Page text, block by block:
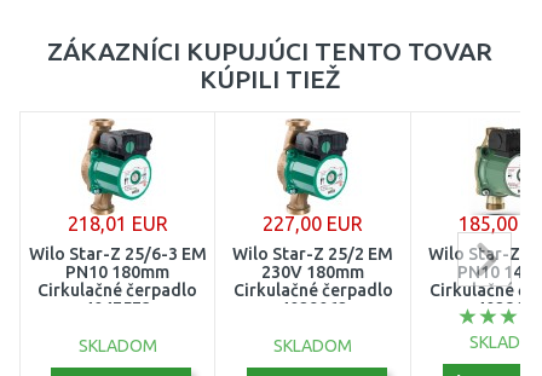
ZÁKAZNÍCI KUPUJÚCI TENTO TOVAR
KÚPILI TIEŽ
218,01 EUR
Wilo Star-Z 25/6-3 EM
PN10 180mm
Cirkulačné čerpadlo
4047573
SKLADOM
227,00 EUR
Wilo Star-Z 25/2 EM
230V 180mm
Cirkulačné čerpadlo
4029062
SKLADOM
185,00
Wilo Star-Z
PN10
Cirkulačné
4028111